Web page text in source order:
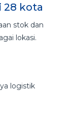
28 kota
stok dan
lokasi.
logistik